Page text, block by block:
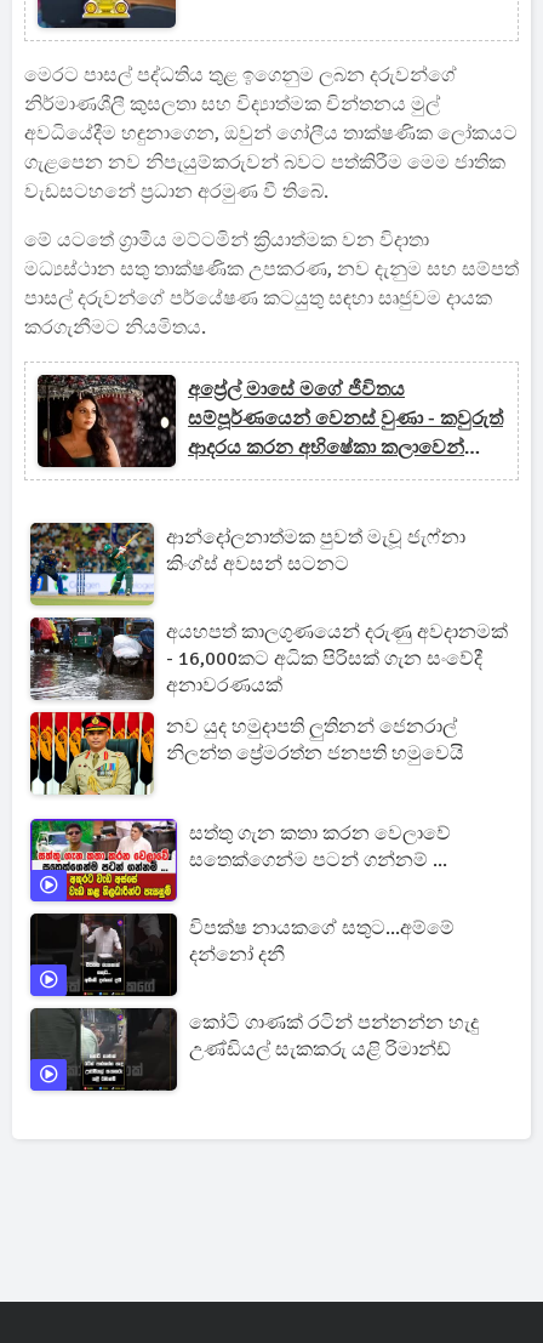
මෙරට පාසල් පද්ධතිය තුළ ඉගෙනුම ලබන දරුවන්ගේ
නිර්මාණශීලී කුසලතා සහ විද්‍යාත්මක චින්තනය මුල්
අවධියේදීම හඳුනාගෙන, ඔවුන් ගෝලීය තාක්ෂණික ලෝකයට
ගැළපෙන නව නිපැයුම්කරුවන් බවට පත්කිරීම මෙම ජාතික
වැඩසටහනේ ප්‍රධාන අරමුණ වී තිබේ.
මේ යටතේ ග්‍රාමීය මට්ටමින් ක්‍රියාත්මක වන විදාතා
මධ්‍යස්ථාන සතු තාක්ෂණික උපකරණ, නව දැනුම සහ සම්පත්
පාසල් දරුවන්ගේ පර්යේෂණ කටයුතු සඳහා සෘජුවම දායක
කරගැනීමට නියමිතය.
අප්‍රේල් මාසේ මගේ ජීවිතය
සම්පූර්ණයෙන් වෙනස් වුණා - කවුරුත්
ආදරය කරන අභිෂේකා කලාවෙන්
තාවකාලිකව සමුගනී හේතුව මෙන්න
ආන්දෝලනාත්මක පුවත් මැවූ ජැෆ්නා
කිංග්ස් අවසන් සටනට
අයහපත් කාලගුණයෙන් දරුණු අවදානමක්
- 16,000කට අධික පිරිසක් ගැන සංවේදී
අනාවරණයක්
නව යුද හමුදාපති ලුතිනන් ජෙනරාල්
නිලන්ත ප්‍රේමරත්න ජනපති හමුවෙයි
සත්තු ගැන කතා කරන වෙලාවේ
සතෙක්ගෙන්ම පටන් ගන්නම් ...
විපක්ෂ නායකගේ සතුට...අම්මේ
දන්නෝ දනී
කෝටි ගාණක් රටින් පන්නන්න හැදු
උණ්ඩියල් සැකකරු යළි රිමාන්ඩ්